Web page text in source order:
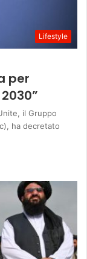
Lifestyle
per
il Gruppo
ha decretato